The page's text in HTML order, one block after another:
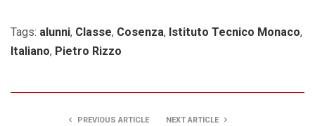
Tags: alunni, Classe, Cosenza, Istituto Tecnico Monaco,
Italiano, Pietro Rizzo
PREVIOUS ARTICLE NEXT ARTICLE